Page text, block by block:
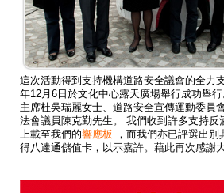
這次活動得到支持機構道路安全議會的全力
年12月6日於文化中心露天廣場舉行成功舉
主席杜吳瑞麗女士、道路安全宣傳運動委員
法會議員陳克勤先生。 我們收到許多支持反
上載至我們的響應板 ，而我們亦已評選出
得八達通儲值卡，以示嘉許。藉此再次感謝